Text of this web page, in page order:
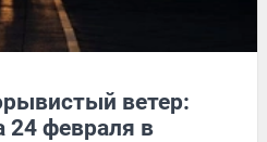
ветер:
24 февраля в